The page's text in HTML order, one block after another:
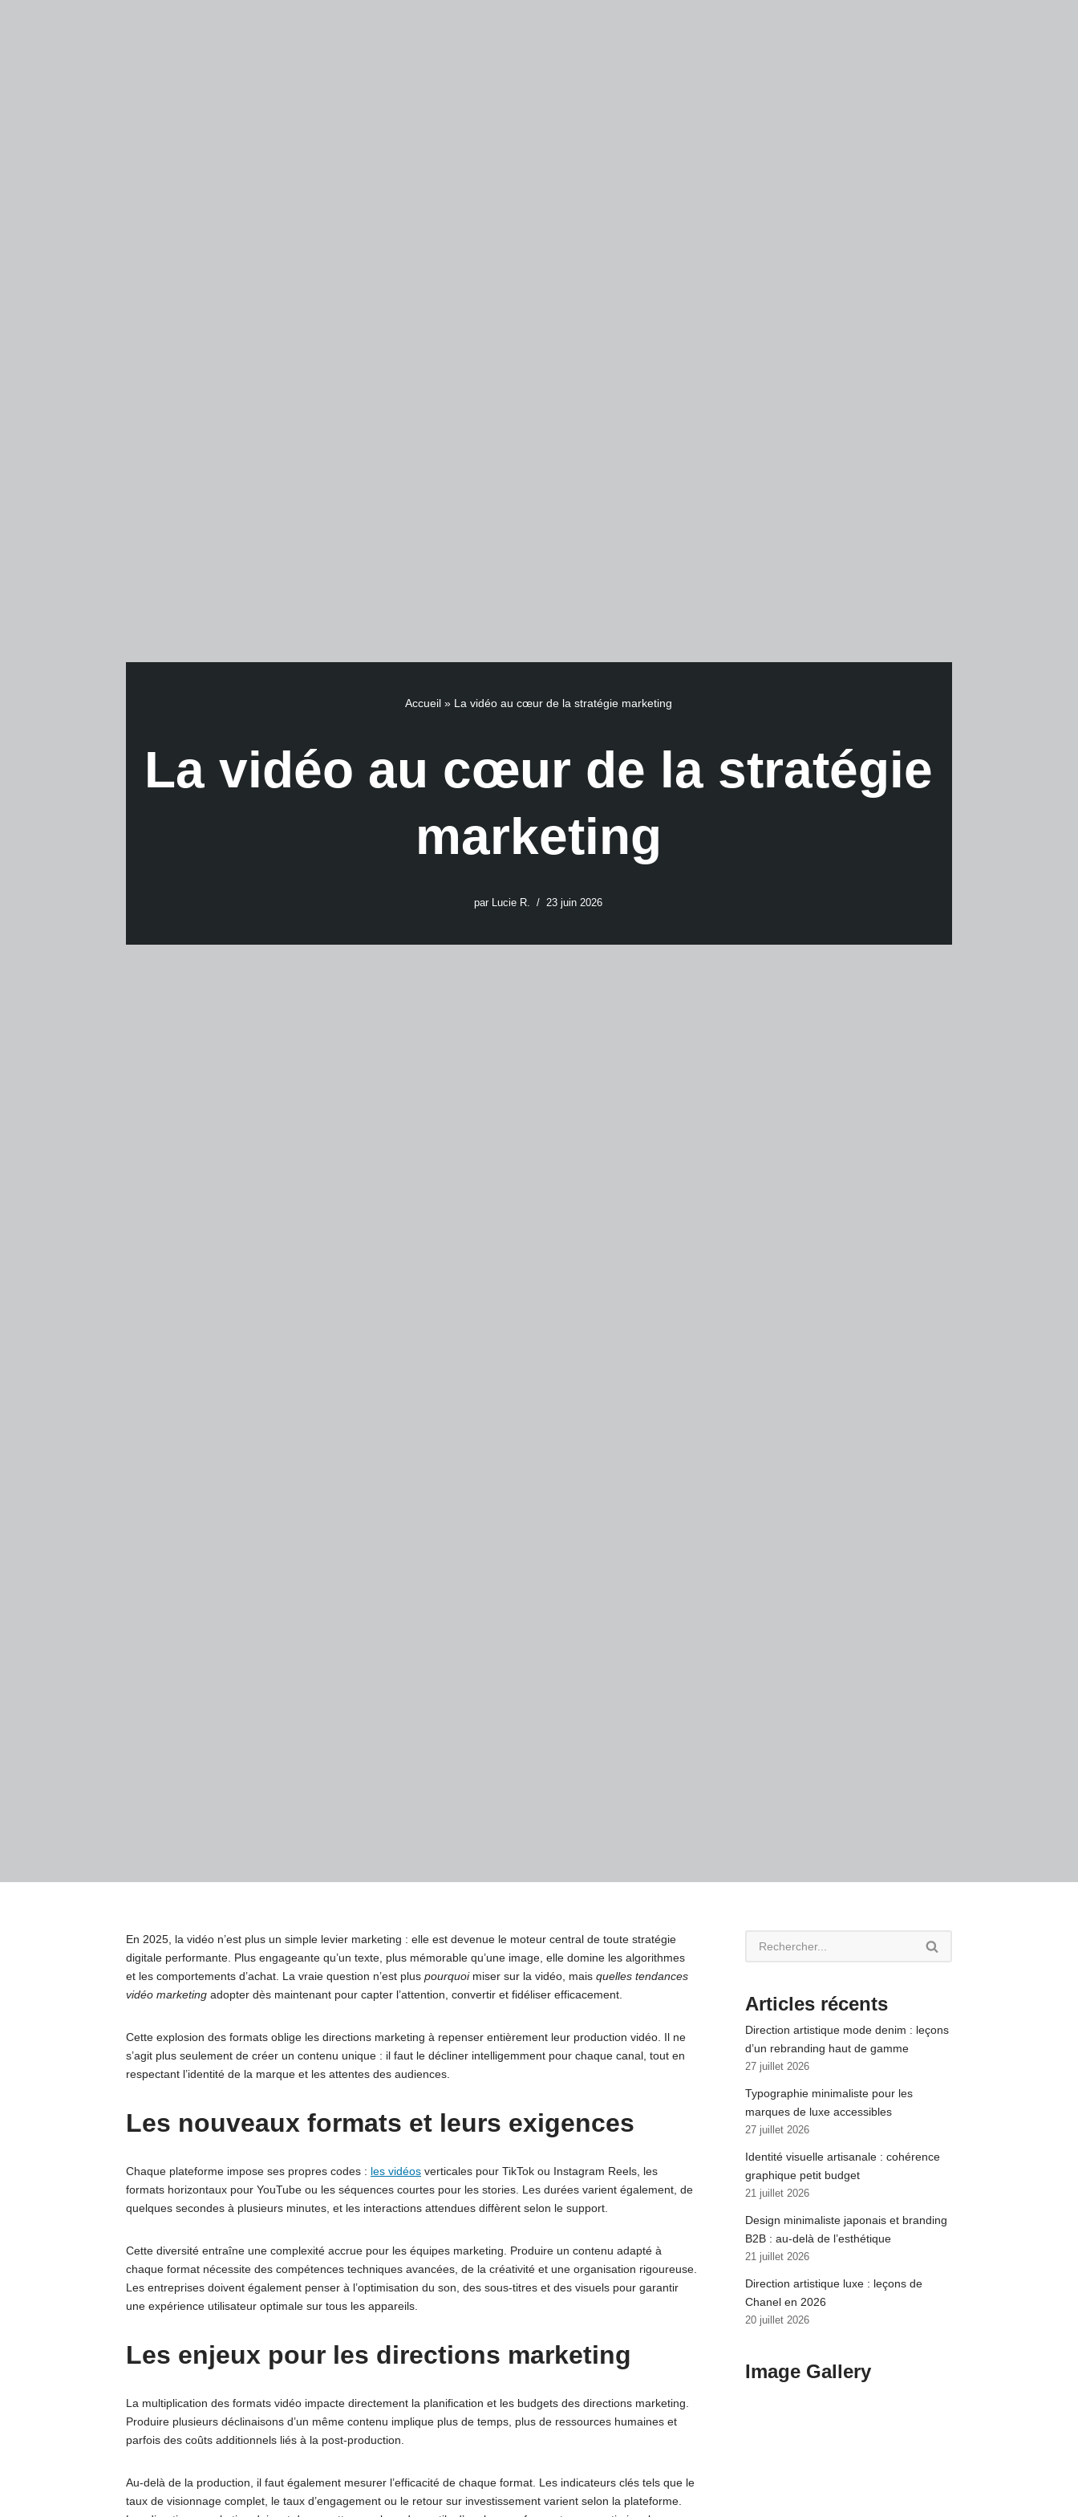
Accueil» La vidéo au cœur de la stratégie marketing
La vidéo au cœur de la stratégie
marketing
par Lucie R. 23 juin 2026
En 2025, la vidéo n’est plus un simple levier marketing : elle est devenue le moteur central de toute stratégie
digitale performante. Plus engageante qu’un texte, plus mémorable qu’une image, elle domine les algorithmes
et les comportements d’achat. La vraie question n’est plus pourquoimiser sur la vidéo, mais quelles tendances
vidéo marketing adopter dès maintenant pour capter l’attention, convertir et fidéliser efficacement.
Cette explosion des formats oblige les directions marketing à repenser entièrement leur production vidéo. Il ne
s’agit plus seulement de créer un contenu unique : il faut le décliner intelligemment pour chaque canal, tout en
respectant l’identité de la marque et les attentes des audiences.
Les nouveaux formats et leurs exigences
Chaque plateforme impose ses propres codes : les vidéos verticales pour TikTok ou Instagram Reels, les
formats horizontaux pour YouTube ou les séquences courtes pour les stories. Les durées varient également, de
quelques secondes à plusieurs minutes, et les interactions attendues diffèrent selon le support.
Cette diversité entraîne une complexité accrue pour les équipes marketing. Produire un contenu adapté à
chaque format nécessite des compétences techniques avancées, de la créativité et une organisation rigoureuse.
Les entreprises doivent également penser à l’optimisation du son, des sous-titres et des visuels pour garantir
une expérience utilisateur optimale sur tous les appareils.
Les enjeux pour les directions marketing
La multiplication des formats vidéo impacte directement la planification et les budgets des directions marketing.
Produire plusieurs déclinaisons d’un même contenu implique plus de temps, plus de ressources humaines et
parfois des coûts additionnels liés à la post-production.
Au-delà de la production, il faut également mesurer l’efficacité de chaque format. Les indicateurs clés tels que le
taux de visionnage complet, le taux d’engagement ou le retour sur investissement varient selon la plateforme.
Articles récents
Direction artistique mode denim : leçons
d’un rebranding haut de gamme
27 juillet 2026
Typographie minimaliste pour les
marques de luxe accessibles
27 juillet 2026
Identité visuelle artisanale : cohérence
graphique petit budget
21 juillet 2026
Design minimaliste japonais et branding
B2B : au-delà de l’esthétique
21 juillet 2026
Direction artistique luxe : leçons de
Chanel en 2026
20 juillet 2026
Image Gallery